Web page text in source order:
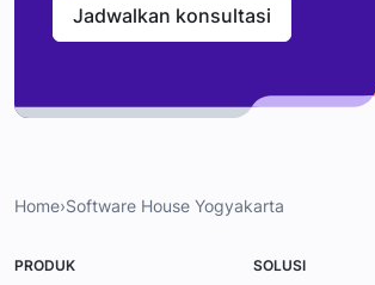
Jadwalkan konsultasi
Home›Software House Yogyakarta
PRODUK SOLUSI